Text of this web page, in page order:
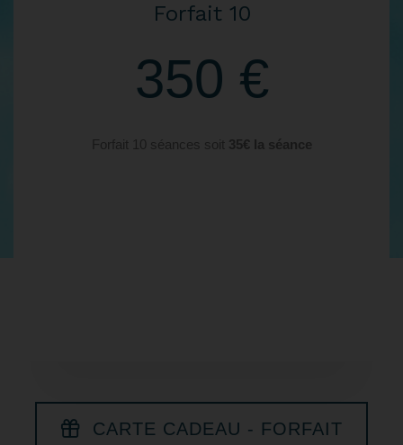
Forfait 10
350 €
Forfait 10 séances soit 35€ la séance
CARTE CADEAU - FORFAIT